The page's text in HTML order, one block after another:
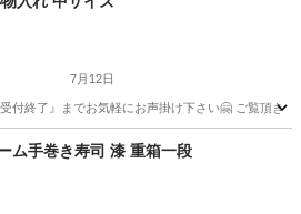
7月12日
付終了』までお気軽にお声掛け下さい🤗 ご覧頂
インテリア雑貨/小物 折り鶴
おせち ホーム手巻き寿司 漆 重箱一段